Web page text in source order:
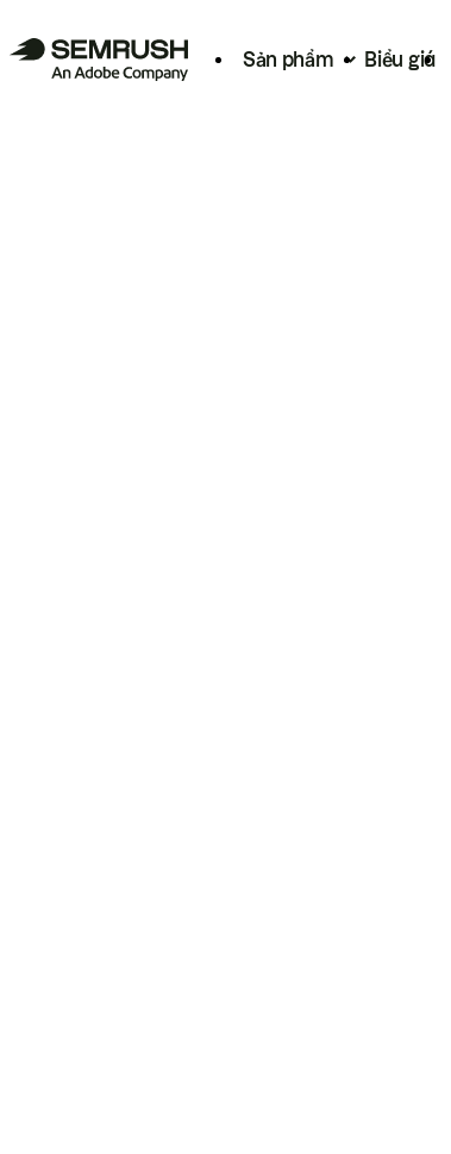
Sản phẩm Biểu giá